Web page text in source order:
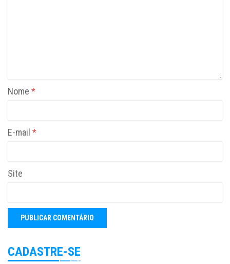
Nome *
E-mail *
Site
CADASTRE-SE